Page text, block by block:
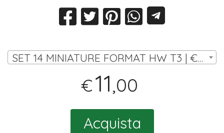
SET 14 MINIATURE FORMAT HW T3 | € 11,00
€11,00
Acquista